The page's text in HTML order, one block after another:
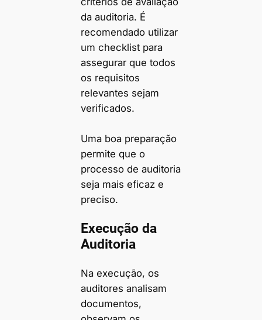
da auditoria. É
recomendado utilizar
um checklist para
assegurar que todos
os requisitos
relevantes sejam
verificados.
Uma boa preparação
permite que o
processo de auditoria
seja mais eficaz e
preciso.
Execução da
Auditoria
Na execução, os
auditores analisam
documentos,